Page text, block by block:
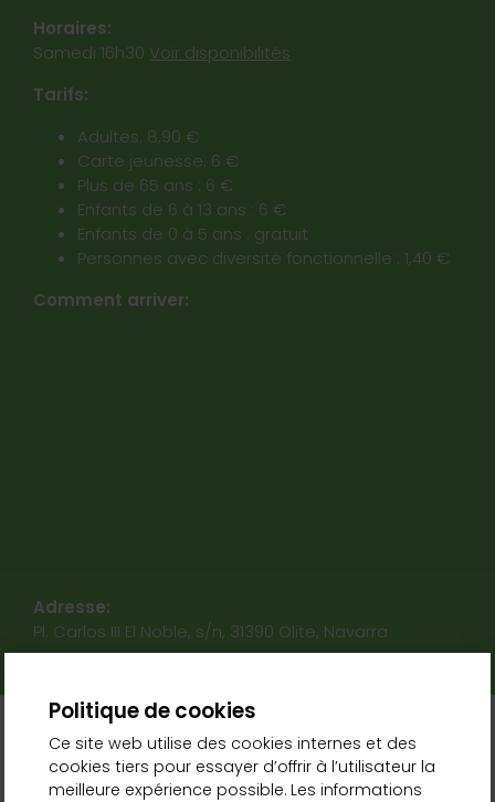
Horaires:
Samedi 16h30 Voir disponibilités
Tarifs:
Adultes: 8,90 €
Carte jeunesse: 6 €
Plus de 65 ans : 6 €
Enfants de 6 à 13 ans : 6 €
Enfants de 0 à 5 ans : gratuit
Personnes avec diversité fonctionnelle : 1,40 €
Comment arriver:
Adresse:
Pl. Carlos III El Noble, s/n, 31390 Olite, Navarra
Activités connexes
Politique de cookies
Ce site web utilise des cookies internes et des
cookies tiers pour essayer d’offrir à l’utilisateur la
meilleure expérience possible. Les informations